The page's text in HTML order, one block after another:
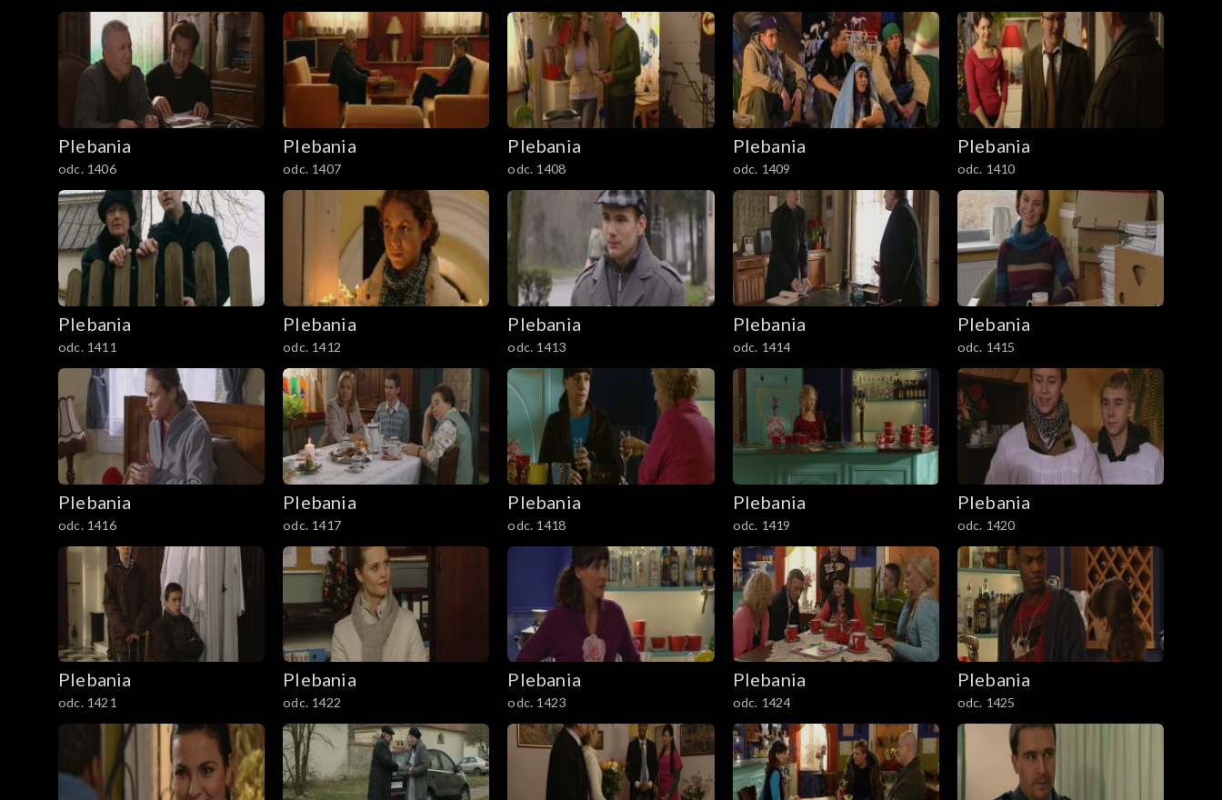
401–500
501–600
601–700
701–800
801-900
1001-1100
1101-1200
1201-1300
1301-1400
1401-1500
1501-1600
1601-1700
1701-1800
1801–1829
Odcinki specjalne
Plebania
odc. 1406
Plebania
odc. 1407
Plebania
odc. 1408
Plebania
odc. 1409
Plebania
odc. 1410
Plebania
odc. 1411
Plebania
odc. 1412
Plebania
odc. 1413
Plebania
odc. 1414
Plebania
odc. 1415
Plebania
odc. 1416
Plebania
odc. 1417
Plebania
odc. 1418
Plebania
odc. 1419
Plebania
odc. 1420
Plebania
odc. 1421
Plebania
odc. 1422
Plebania
odc. 1423
Plebania
odc. 1424
Plebania
odc. 1425